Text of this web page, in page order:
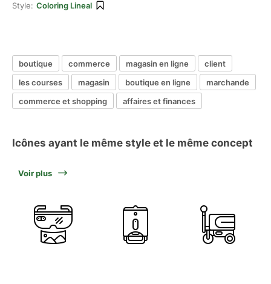
Style: Coloring Lineal
boutique commerce magasin en ligne
client
les courses
magasin boutique en ligne
marchande
commerce et shopping
affaires et finances
Icônes ayant le même style et le même concept
Voir plus